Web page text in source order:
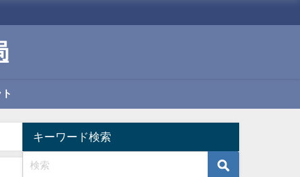
キーワード検索